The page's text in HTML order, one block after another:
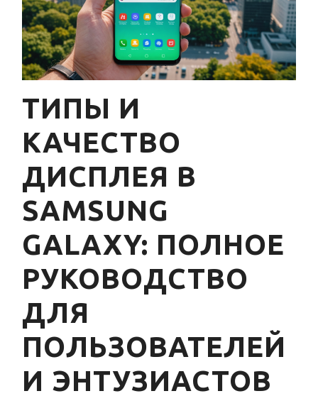
ТИПЫ И
КАЧЕСТВО
ДИСПЛЕЯ В
SAMSUNG
GALAXY: ПОЛНОЕ
РУКОВОДСТВО
ДЛЯ
ПОЛЬЗОВАТЕЛЕЙ
И ЭНТУЗИАСТОВ